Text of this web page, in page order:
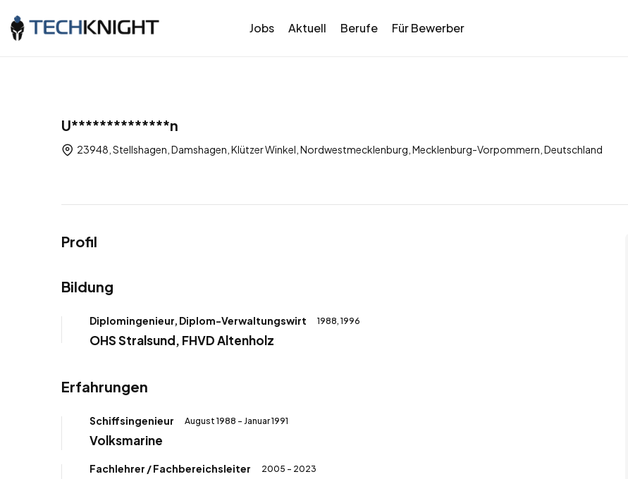
Jobs Aktuell Berufe Für Bewerber
U**************n
23948, Stellshagen, Damshagen, Klützer Winkel, Nordwestmecklenburg, Mecklenburg-Vorpommern, Deutschland
Profil
Bildung
Diplomingenieur, Diplom-Verwaltungswirt 1988, 1996
OHS Stralsund, FHVD Altenholz
Erfahrungen
Schiffsingenieur August 1988 - Januar 1991
Volksmarine
Fachlehrer / Fachbereichsleiter 2005 - 2023